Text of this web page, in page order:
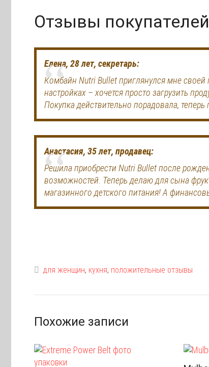
Отзывы покупателей
Елена, 28 лет, секретарь:
Комбайн Nutri Bullet приглянулся мне
настройках – хочется просто загрузить
Покупка действительно порадовала,
Анастасия, 35 лет, продавец:
Решила приобрести Nutri Bullet после
возможностей. Теперь делаю для сына
магазинного детского питания! А
для женщин, кухня, положительные отзывы
Похожие записи